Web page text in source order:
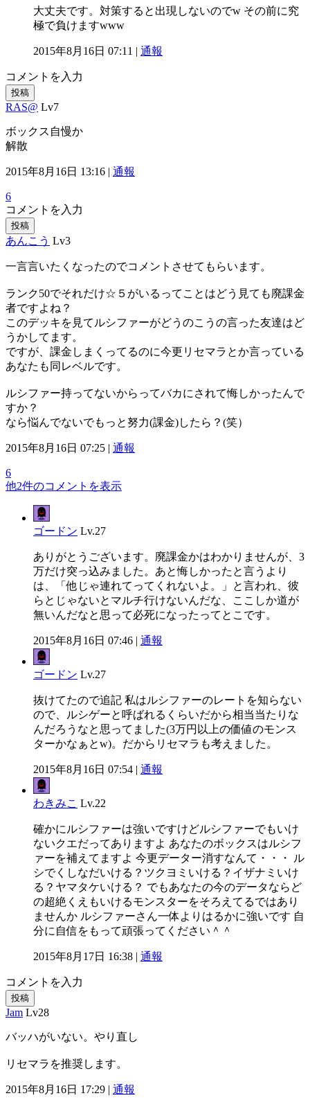
大丈夫です。対策すると出現しないのでw その前に究
極で負けますwww
2015年8月16日 07:11 | 通報
コメントを入力
投稿
RAS@ Lv7
ボックス自慢か
解散
2015年8月16日 13:16 | 通報
6
コメントを入力
投稿
あんこう Lv3
一言言いたくなったのでコメントさせてもらいます。
ランク50でそれだけ☆５がいるってことはどう見ても廃課金
者ですよね？
このデッキを見てルシファーがどうのこうの言った友達はど
うかしてます。
ですが、課金しまくってるのに今更リセマラとか言っている
あなたも同レベルです。
ルシファー持ってないからってバカにされて悔しかったんで
すか？
なら悩んでないでもっと努力(課金)したら？(笑）
2015年8月16日 07:25 | 通報
6
他2件のコメントを表示
ゴードン Lv.27
ありがとうございます。廃課金かはわかりませんが、3
万だけ突っ込みました。あと悔しかったと言うより
は、「他じゃ連れてってくれないよ。」と言われ、彼
らとじゃないとマルチ行けないんだな、ここしか道が
無いんだなと思って必死になったってとこです。
2015年8月16日 07:46 | 通報
ゴードン Lv.27
抜けてたので追記 私はルシファーのレートを知らない
ので、ルシゲーと呼ばれるくらいだから相当当たりな
んだろうなと思ってました(3万円以上の価値のモンス
ターかなぁとw)。だからリセマラも考えました。
2015年8月16日 07:54 | 通報
わきみこ Lv.22
確かにルシファーは強いですけどルシファーでもいけ
ないクエだってありますよ あなたのボックスはルシフ
ァーを補えてますよ 今更データー消すなんて・・・ ル
シでくしなだいける？ツクヨミいける？イザナミいけ
る？ヤマタケいける？ でもあなたの今のデータならど
の超絶くえもいけるモンスターをそろえてるではあり
ませんか ルシファーさん一体よりはるかに強いです 自
分に自信をもって頑張ってください＾＾
2015年8月17日 16:38 | 通報
コメントを入力
投稿
Jam Lv28
バッハがいない。やり直し
リセマラを推奨します。
2015年8月16日 17:29 | 通報